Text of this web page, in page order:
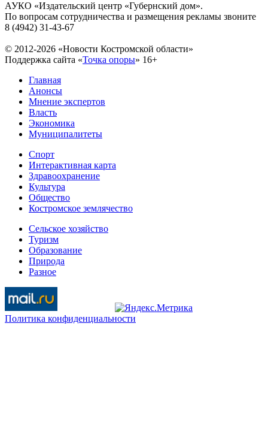
АУКО «Издательский центр «Губернский дом».
По вопросам сотрудничества и размещения рекламы звоните
8 (4942) 31-43-67
© 2012-2026 «Новости Костромской области»
Поддержка сайта «Точка опоры» 16+
Главная
Анонсы
Мнение экспертов
Власть
Экономика
Муниципалитеты
Спорт
Интерактивная карта
Здравоохранение
Культура
Общество
Костромское землячество
Сельское хозяйство
Туризм
Образование
Природа
Разное
Политика конфиденциальности